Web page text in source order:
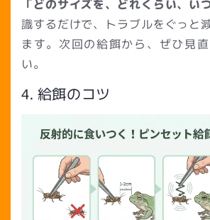
「どのサイズを、どれくらい、い
識するだけで、トラブルをぐっと
ます。次回の給餌から、ぜひ見
い。
4. 給餌のコツ